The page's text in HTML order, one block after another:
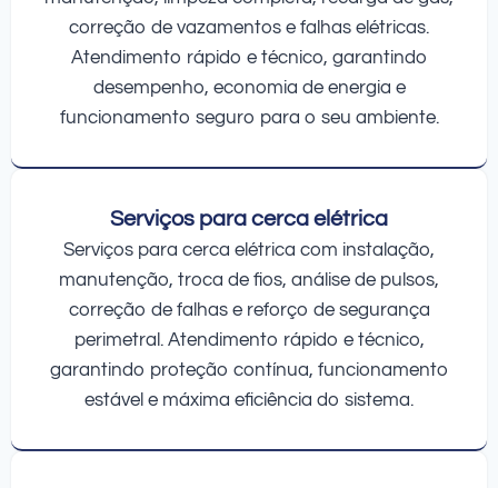
correção de vazamentos e falhas elétricas.
Atendimento rápido e técnico, garantindo
desempenho, economia de energia e
funcionamento seguro para o seu ambiente.
Serviços para cerca elétrica
Serviços para cerca elétrica com instalação,
manutenção, troca de fios, análise de pulsos,
correção de falhas e reforço de segurança
perimetral. Atendimento rápido e técnico,
garantindo proteção contínua, funcionamento
estável e máxima eficiência do sistema.